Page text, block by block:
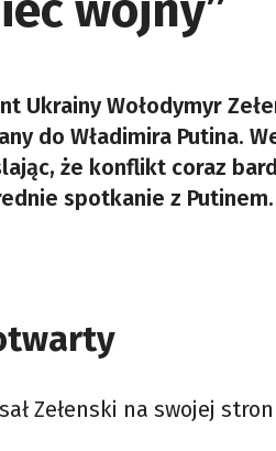
Ukrainy Wołodymyr
do Władimira Putina.
że konflikt coraz
spotkanie z Putinem.
Zełenski na swojej